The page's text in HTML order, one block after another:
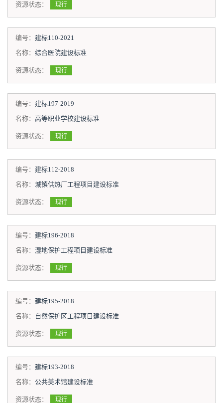
资源状态： 现行
编号： 建标110-2021
名称： 综合医院建设标准
资源状态： 现行
编号： 建标197-2019
名称： 高等职业学校建设标准
资源状态： 现行
编号： 建标112-2018
名称： 城镇供热厂工程项目建设标准
资源状态： 现行
编号： 建标196-2018
名称： 湿地保护工程项目建设标准
资源状态： 现行
编号： 建标195-2018
名称：
自然保护区工程项目建设标准
资源状态： 现行
编号： 建标193-2018
名称： 公共美术馆建设标准
资源状态： 现行